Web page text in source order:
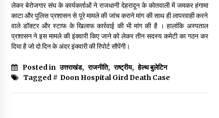
Thought Of The Day 16 May
May 16, 2022
Thought Of The Day 14 May
May 14, 2022
लेकर बेरोजगार संघ के कार्यकर्ताओं ने राजधानी देहरादून के कोतवाली में जमकर हंगामा
काटा और पुलिस प्रशासन से पूरे मामले की जांच कराने मांग की साथ ही लापरवाही करने
वाले डॉक्टर और स्टाफ के खिलाफ कार्रवाई की भी मांग की है । हालांकि अस्पताल
प्रशासन ने इस मामले की इंक्वारी किए जाने को लेकर तीन सदस्य कमेटी का गठन कर
दिया है जो दो दिन के अंदर इंक्वारी की रिपोर्ट सौपेंगी।
Posted in उत्तराखंड, राजनीति, राष्ट्रीय, हेल्थ बुलेटिन
Tagged # Doon Hospital Gird Death Case